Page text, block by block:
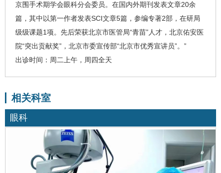
京围手术期学会眼科分会委员。在国内外期刊发表文章20余
篇，其中以第一作者发表SCI文章5篇，参编专著2部，在研局
级级课题1项。先后荣获北京市医管局“青苗”人才，北京佑安医
院“突出贡献奖”，北京市委宣传部“北京市优秀宣讲员”。”
出诊时间：周二上午，周四全天
相关科室
眼科